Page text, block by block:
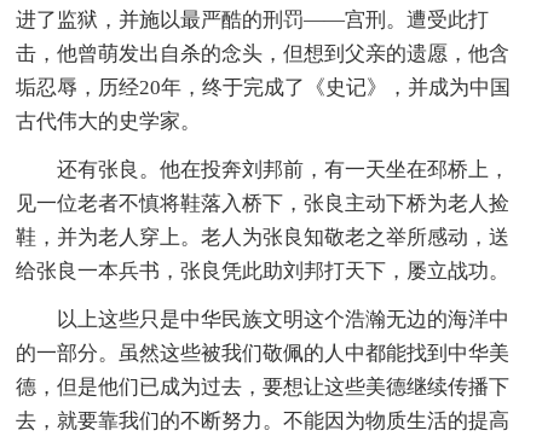
进了监狱，并施以最严酷的刑罚——宫刑。遭受此打
击，他曾萌发出自杀的念头，但想到父亲的遗愿，他含
垢忍辱，历经20年，终于完成了《史记》，并成为中国
古代伟大的史学家。
还有张良。他在投奔刘邦前，有一天坐在邳桥上，
见一位老者不慎将鞋落入桥下，张良主动下桥为老人捡
鞋，并为老人穿上。老人为张良知敬老之举所感动，送
给张良一本兵书，张良凭此助刘邦打天下，屡立战功。
以上这些只是中华民族文明这个浩瀚无边的海洋中
的一部分。虽然这些被我们敬佩的人中都能找到中华美
德，但是他们已成为过去，要想让这些美德继续传播下
去，就要靠我们的不断努力。不能因为物质生活的提高